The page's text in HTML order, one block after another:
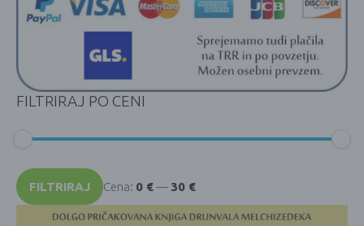
FILTRIRAJ PO CENI
Min
cena
Max
cenaFILTRIRAJ Cena: 0 €— 30 €